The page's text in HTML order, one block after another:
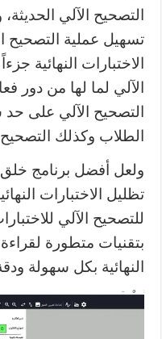
التصحيح الآلي
تسهيل عملية التصحيح
الاختبارات النهائية
الآلي لما لها من دور
التصحيح الآلي على حد
الطلاب وكذلك
ولعل أفضل برنامج
تظليل الاختبارات
للتصحيح الآلي
بتقنيات متطورة
النهائية بكل سهولة